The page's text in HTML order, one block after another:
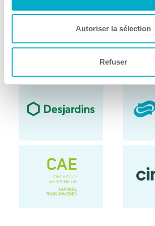
Autoriser la sélection
Refuser